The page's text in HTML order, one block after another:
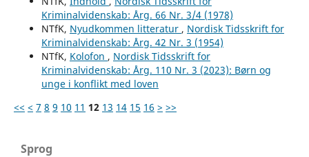
Kriminalvidenskab: Årg. 66 Nr. 3/4 (1978)
NTfK, Nyudkommen litteratur , Nordisk Tidsskrift for
Kriminalvidenskab: Årg. 42 Nr. 3 (1954)
NTfK, Kolofon , Nordisk Tidsskrift for
Kriminalvidenskab: Årg. 110 Nr. 3 (2023): Børn og
unge i konflikt med loven
<< < 7 8 9 10 11 12 13 14 15 16 > >>
Sprog